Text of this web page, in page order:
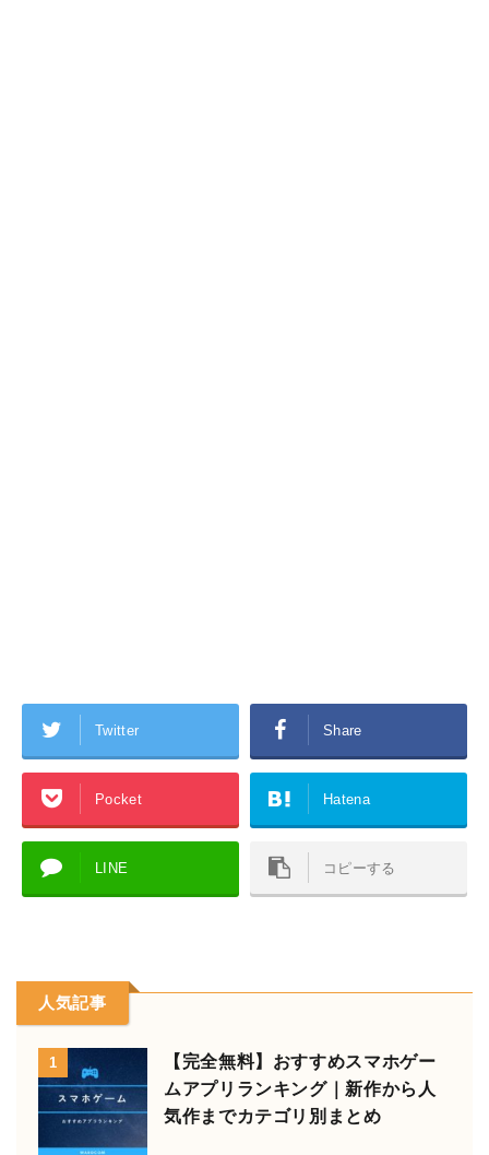
Twitter Share
Pocket Hatena
LINE コピーする
人気記事
1
【完全無料】おすすめスマホゲー
ムアプリランキング｜新作から人
気作までカテゴリ別まとめ